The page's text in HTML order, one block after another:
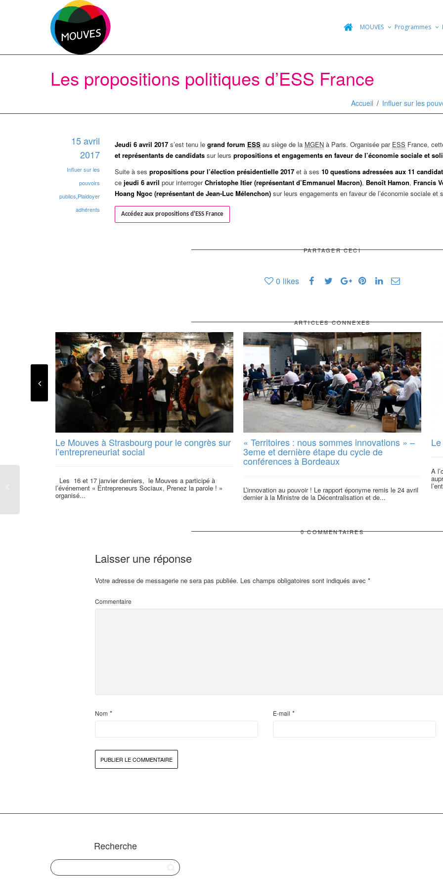
MOUVES Programmes
Les propositions politiques d’ESS France
Accueil Influer sur les
15 avril
2017
Influer sur les
pouvoirs
publics,Plaidoyer
adhérents
Jeudi 6 avril 2017 s’est tenu le grand forum ESS au siège de la MGEN à Paris. Organisée par ESS France,
et représentants de candidats sur leurs propositions et engagements en faveur de l’économie sociale et
Suite à ses propositions pour l’élection présidentielle 2017 et à ses 10 questions adressées aux 11
ce jeudi 6 avril pour interrogerChristophe Itier (représentant d’Emmanuel Macron), Benoît Hamon, Francis
Hoang Ngoc (représentant de Jean-Luc Mélenchon) sur leurs engagements en faveur de l’économie sociale et
Accédez aux propositions d'ESS France
PARTAGER CECI
0 likes
ARTICLES CONNEXES
Le Mouves à Strasbourg pour le congrès sur
l’entrepreneuriat social
Les 16 et 17 janvier derniers, le Mouves a participé à
l’événement « Entrepreneurs Sociaux, Prenez la parole ! »
organisé...
« Territoires : nous sommes innovations » –
3eme et dernière étape du cycle de
conférences à Bordeaux
L’innovation au pouvoir ! Le rapport éponyme remis le 24 avril
dernier à la Ministre de la Décentralisation et de...
A
0 COMMENTAIRES
Laisser une réponse
Votre adresse de messagerie ne sera pas publiée. Les champs obligatoires sont indiqués avec *
Commentaire
Nom * E-mail *
Recherche